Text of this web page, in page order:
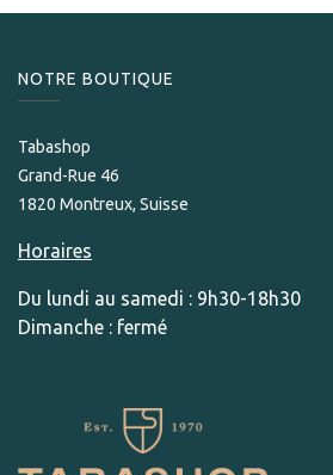
NOTRE BOUTIQUE
Tabashop
Grand-Rue 46
1820 Montreux, Suisse
Horaires
Du lundi au samedi : 9h30-18h30
Dimanche : fermé